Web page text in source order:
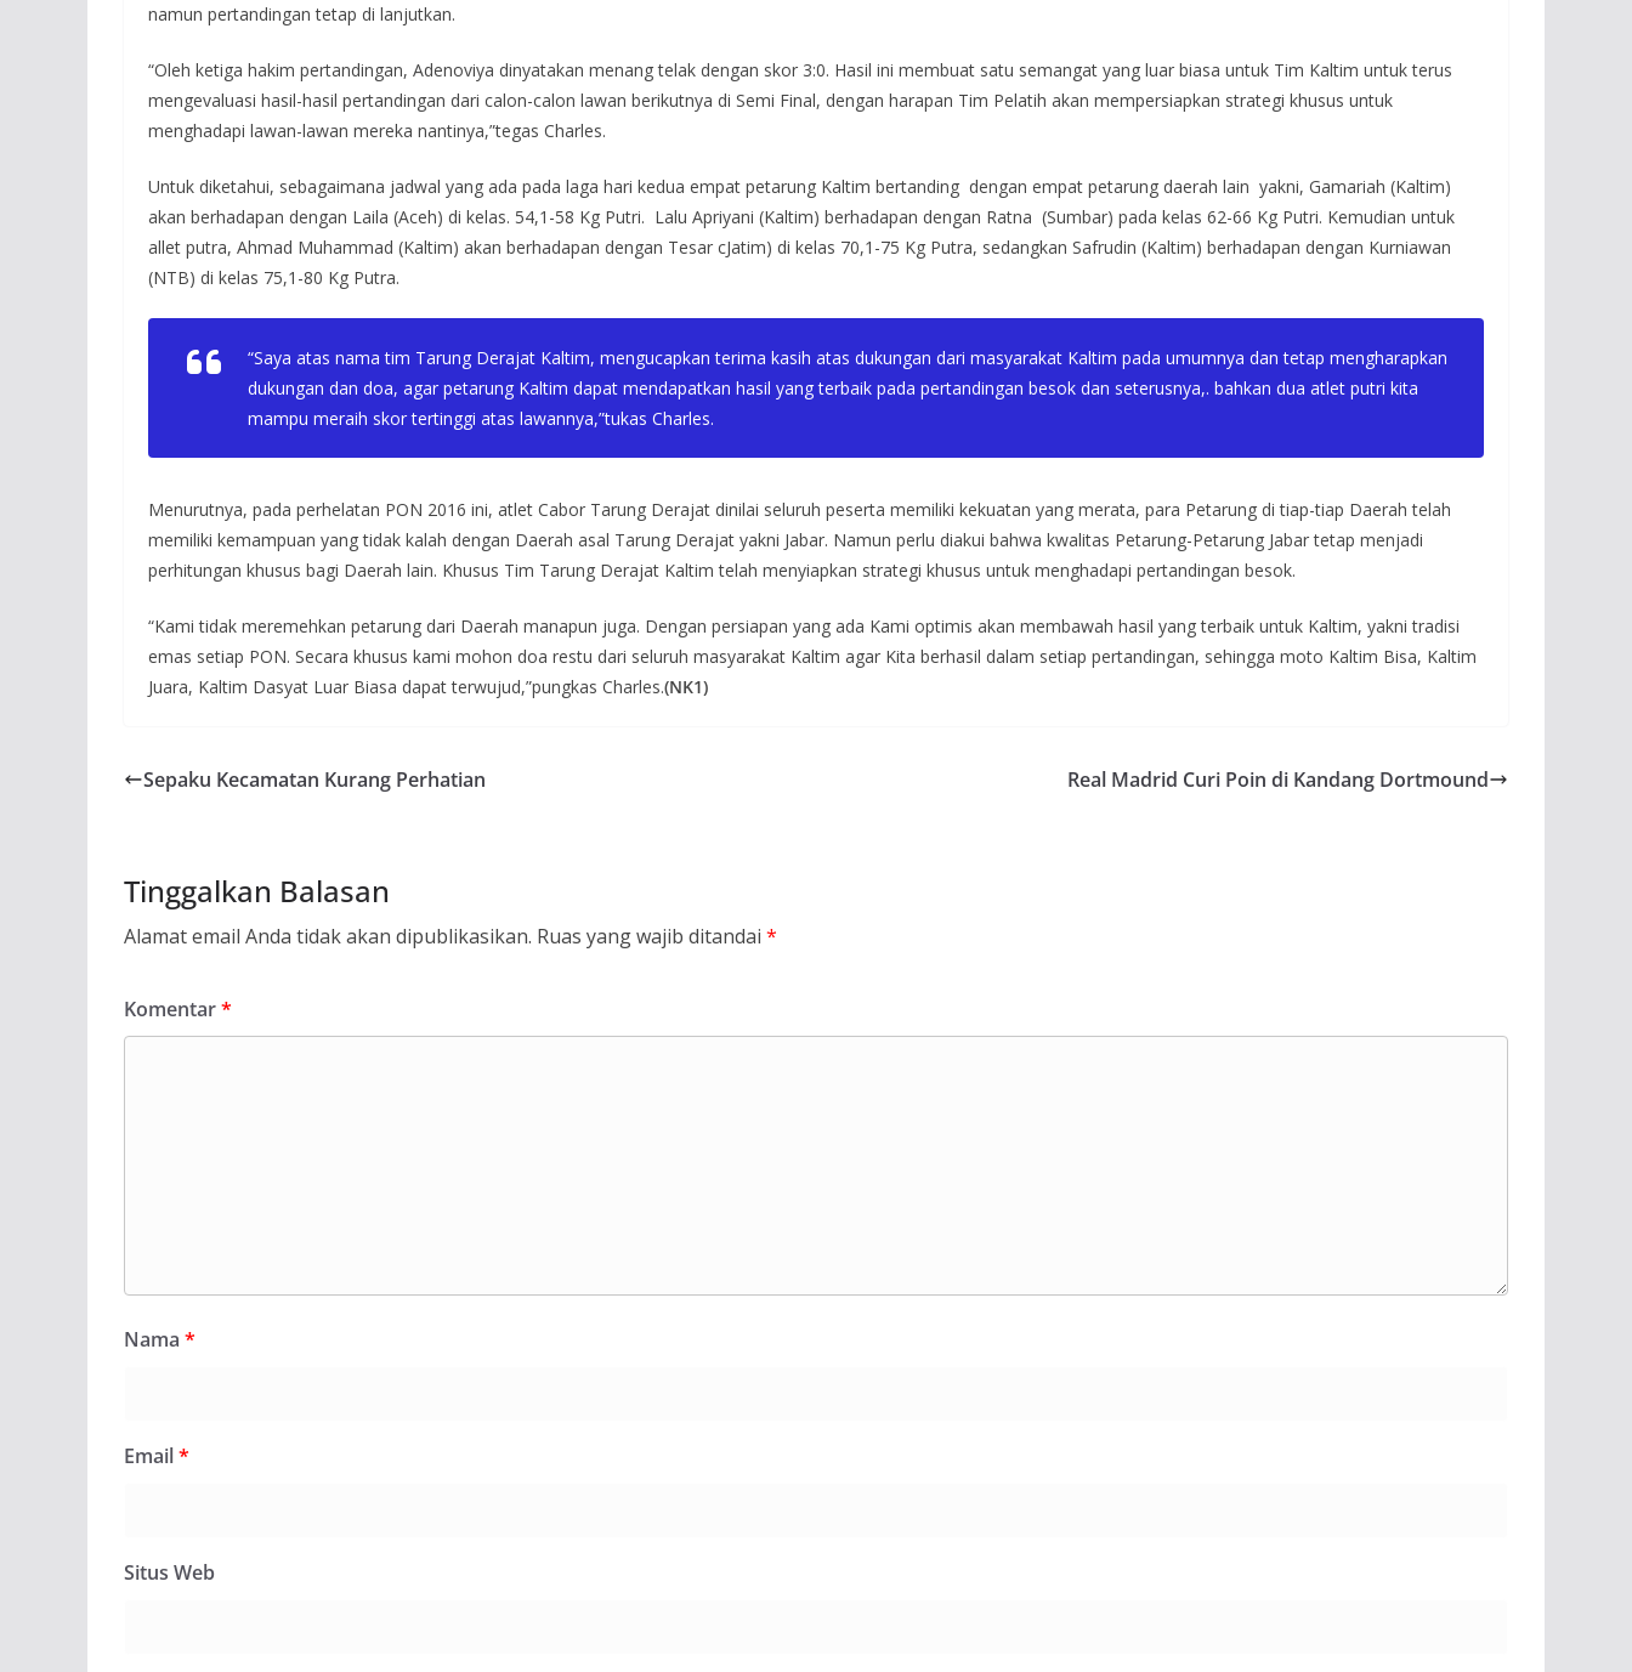
namun pertandingan tetap di lanjutkan.
“Oleh ketiga hakim pertandingan, Adenoviya dinyatakan menang telak dengan skor 3:0. Hasil ini membuat satu semangat yang luar biasa untuk Tim Kaltim untuk terus
mengevaluasi hasil-hasil pertandingan dari calon-calon lawan berikutnya di Semi Final, dengan harapan Tim Pelatih akan mempersiapkan strategi khusus untuk
menghadapi lawan-lawan mereka nantinya,”tegas Charles.
Untuk diketahui, sebagaimana jadwal yang ada pada laga hari kedua empat petarung Kaltim bertanding dengan empat petarung daerah lain yakni, Gamariah (Kaltim)
akan berhadapan dengan Laila (Aceh) di kelas. 54,1-58 Kg Putri. Lalu Apriyani (Kaltim) berhadapan dengan Ratna (Sumbar) pada kelas 62-66 Kg Putri. Kemudian untuk
allet putra, Ahmad Muhammad (Kaltim) akan berhadapan dengan Tesar cJatim) di kelas 70,1-75 Kg Putra, sedangkan Safrudin (Kaltim) berhadapan dengan Kurniawan
(NTB) di kelas 75,1-80 Kg Putra.
“Saya atas nama tim Tarung Derajat Kaltim, mengucapkan terima kasih atas dukungan dari masyarakat Kaltim pada umumnya dan tetap mengharapkan
dukungan dan doa, agar petarung Kaltim dapat mendapatkan hasil yang terbaik pada pertandingan besok dan seterusnya,. bahkan dua atlet putri kita
mampu meraih skor tertinggi atas lawannya,”tukas Charles.
Menurutnya, pada perhelatan PON 2016 ini, atlet Cabor Tarung Derajat dinilai seluruh peserta memiliki kekuatan yang merata, para Petarung di tiap-tiap Daerah telah
memiliki kemampuan yang tidak kalah dengan Daerah asal Tarung Derajat yakni Jabar. Namun perlu diakui bahwa kwalitas Petarung-Petarung Jabar tetap menjadi
perhitungan khusus bagi Daerah lain. Khusus Tim Tarung Derajat Kaltim telah menyiapkan strategi khusus untuk menghadapi pertandingan besok.
“Kami tidak meremehkan petarung dari Daerah manapun juga. Dengan persiapan yang ada Kami optimis akan membawah hasil yang terbaik untuk Kaltim, yakni tradisi
emas setiap PON. Secara khusus kami mohon doa restu dari seluruh masyarakat Kaltim agar Kita berhasil dalam setiap pertandingan, sehingga moto Kaltim Bisa, Kaltim
Juara, Kaltim Dasyat Luar Biasa dapat terwujud,”pungkas Charles.(NK1)
Sepaku Kecamatan Kurang Perhatian Real Madrid Curi Poin di Kandang Dortmound
Tinggalkan Balasan
Alamat email Anda tidak akan dipublikasikan. Ruas yang wajib ditandai *
Komentar*
Nama *
Email*
Situs Web